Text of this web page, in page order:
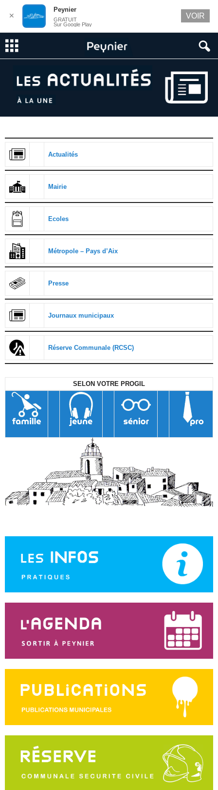
Actualités
Mairie
Ecoles
Métropole – Pays d’Aix
Presse
Journaux municipaux
Réserve Communale (RCSC)
SELON VOTRE PROGIL
✕
Peynier
GRATUIT
Sur Google Play
VOIR